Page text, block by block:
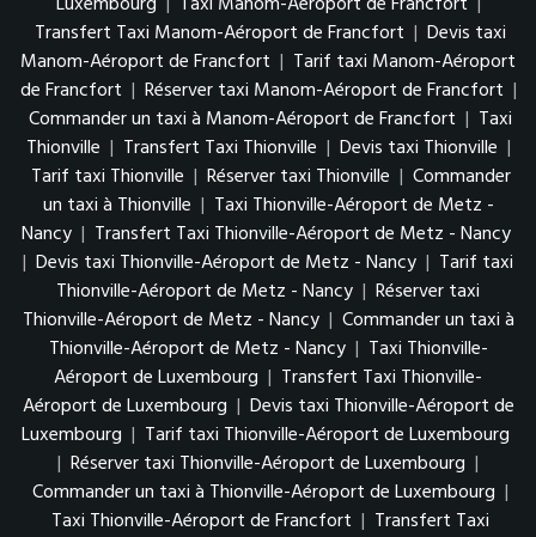
Transfert Taxi Manom-Aéroport de Francfort | Devis taxi
Manom-Aéroport de Francfort | Tarif taxi Manom-Aéroport
de Francfort | Réserver taxi Manom-Aéroport de Francfort |
Commander un taxi à Manom-Aéroport de Francfort | Taxi
Thionville | Transfert Taxi Thionville | Devis taxi Thionville |
Tarif taxi Thionville | Réserver taxi Thionville | Commander
un taxi à Thionville | Taxi Thionville-Aéroport de Metz -
Nancy | Transfert Taxi Thionville-Aéroport de Metz - Nancy
| Devis taxi Thionville-Aéroport de Metz - Nancy | Tarif taxi
Thionville-Aéroport de Metz - Nancy | Réserver taxi
Thionville-Aéroport de Metz - Nancy | Commander un taxi à
Thionville-Aéroport de Metz - Nancy | Taxi Thionville-
Aéroport de Luxembourg | Transfert Taxi Thionville-
Aéroport de Luxembourg | Devis taxi Thionville-Aéroport de
Luxembourg | Tarif taxi Thionville-Aéroport de Luxembourg
| Réserver taxi Thionville-Aéroport de Luxembourg |
Commander un taxi à Thionville-Aéroport de Luxembourg |
Taxi Thionville-Aéroport de Francfort | Transfert Taxi